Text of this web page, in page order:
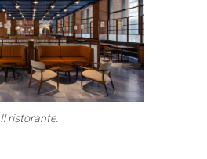
Il ristorante.